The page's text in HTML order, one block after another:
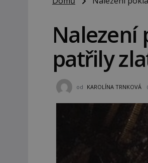
Nalezení
patřily
od KAROLÍNA TRNKOVÁ